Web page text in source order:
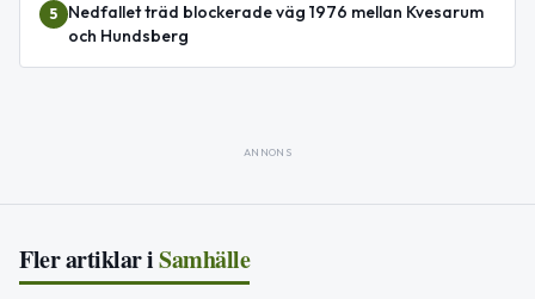
5
Nedfallet träd blockerade väg 1976 mellan Kvesarum
och Hundsberg
ANNONS
Fler artiklar iSamhälle